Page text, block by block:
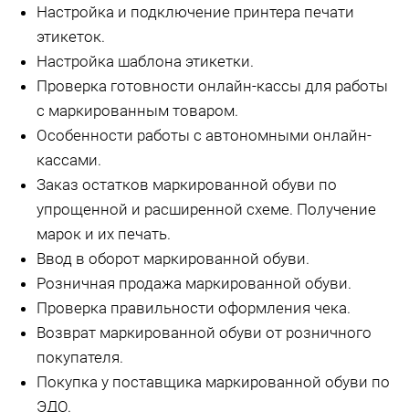
Настройка и подключение принтера печати
этикеток.
Настройка шаблона этикетки.
Проверка готовности онлайн-кассы для работы
с маркированным товаром.
Особенности работы с автономными онлайн-
кассами.
Заказ остатков маркированной обуви по
упрощенной и расширенной схеме. Получение
марок и их печать.
Ввод в оборот маркированной обуви.
Розничная продажа маркированной обуви.
Проверка правильности оформления чека.
Возврат маркированной обуви от розничного
покупателя.
Покупка у поставщика маркированной обуви по
ЭДО.